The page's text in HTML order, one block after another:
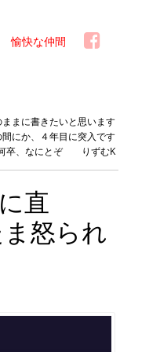
愉快な仲間
まに書きたいと思います
にか、４年目に突入です
卒、なにとぞ りずむK
直
怒られ